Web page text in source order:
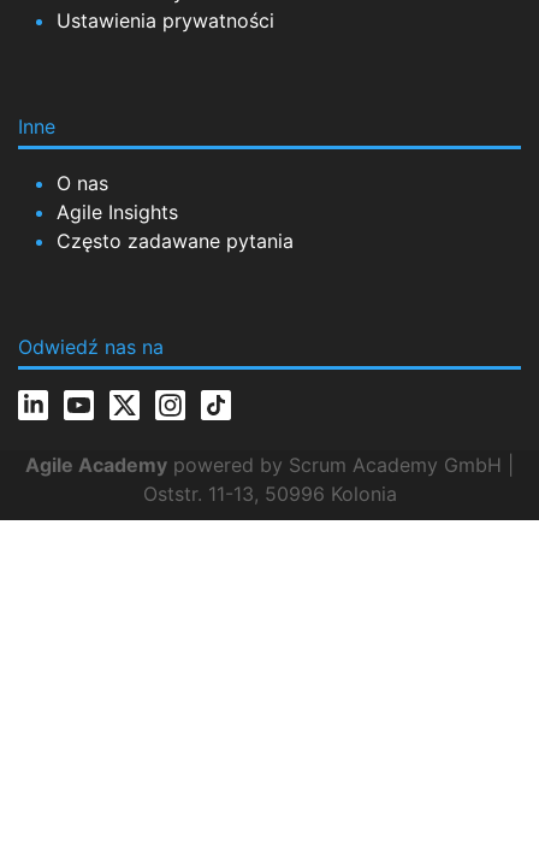
Ustawienia prywatności
Inne
O nas
Agile Insights
Często zadawane pytania
Odwiedź nas na
Agile Academy powered by Scrum Academy GmbH |
Oststr. 11-13, 50996 Kolonia